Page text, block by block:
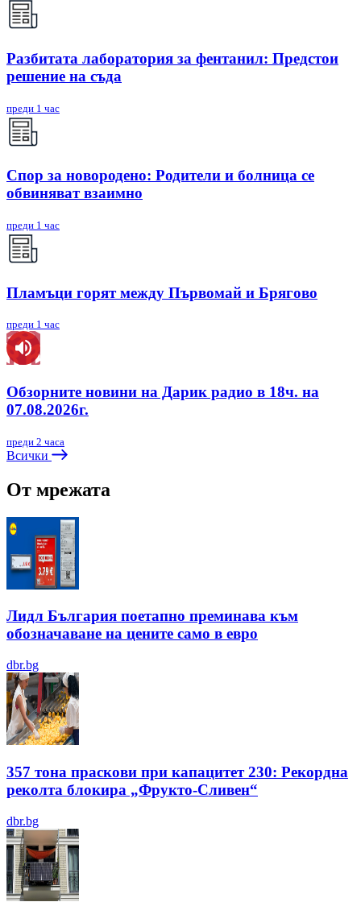
Разбитата лаборатория за фентанил: Предстои
решение на съда
преди 1 час
Спор за новородено: Родители и болница се
обвиняват взаимно
преди 1 час
Пламъци горят между Първомай и Брягово
преди 1 час
Обзорните новини на Дарик радио в 18ч. на
07.08.2026г.
преди 2 часа
Всички
От мрежата
Лидл България поетапно преминава към
обозначаване на цените само в евро
dbr.bg
357 тона праскови при капацитет 230: Рекордна
реколта блокира „Фрукто-Сливен“
dbr.bg